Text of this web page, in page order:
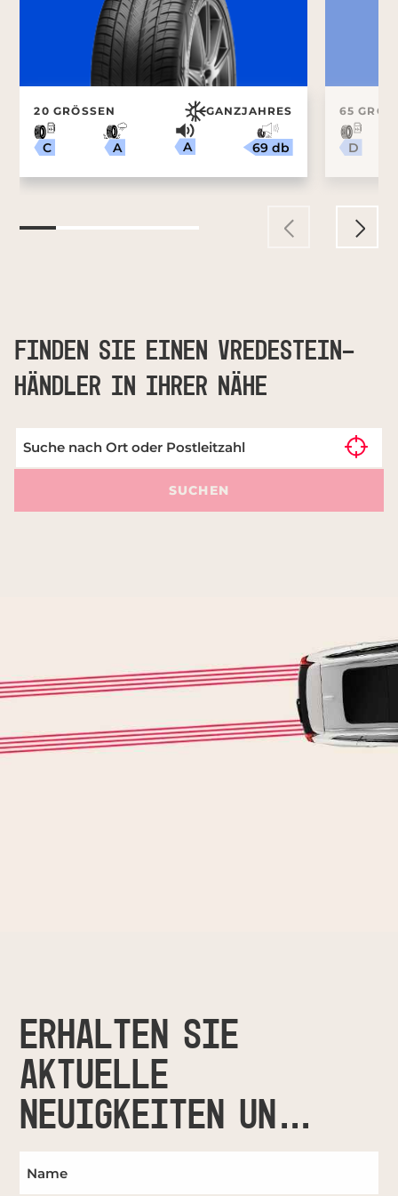
20 GRÖSSEN GANZJAHRES
C A A 69 db
65
D
FINDEN SIE EINEN VREDESTEIN-
HÄNDLER IN IHRER NÄHE
SUCHEN
ERHALTEN SIE
AKTUELLE
NEUIGKEITEN UND
UPDATES